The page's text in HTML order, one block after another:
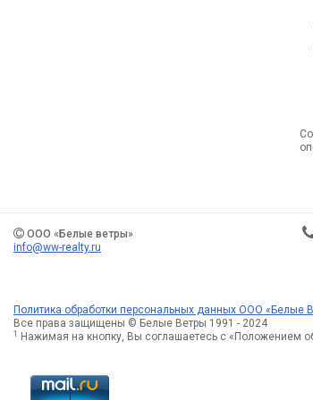
ООО «Белые ветры»
info@ww-realty.ru
Политика обработки персональных данных ООО «Белые
Все права защищены © Белые Ветры 1991 - 2024
1 Нажимая на кнопку, Вы соглашаетесь с «Положением